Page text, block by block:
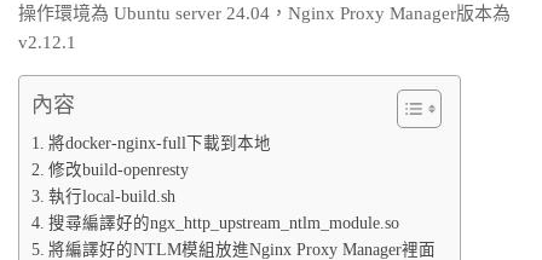
操作環境為 Ubuntu server 24.04，Nginx Proxy Manager版本為
v2.12.1
內容
將docker-nginx-full下載到本地
修改build-openresty
執行local-build.sh
搜尋編譯好的ngx_http_upstream_ntlm_module.so
將編譯好的NTLM模組放進Nginx Proxy Manager裡面